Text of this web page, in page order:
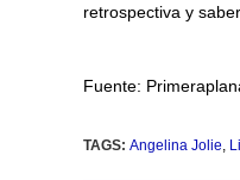
retrospectiva y
Fuente:
TAGS: Angelina Jolie